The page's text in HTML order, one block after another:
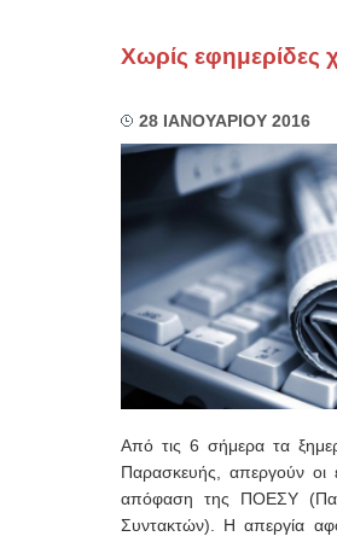
Χωρίς εφημερίδες
28 ΙΑΝΟΥΑΡΙΟΥ 2016
Από τις 6 σήμερα τα
Παρασκευής, απεργούν
απόφαση της ΠΟΕΣΥ
Συντακτών). Η απεργία